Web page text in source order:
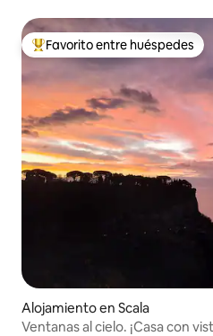
Favorito entre huéspedes
Favorito entre huéspedes
Alojamiento en Scala
Ventanas al cielo. ¡Casa con